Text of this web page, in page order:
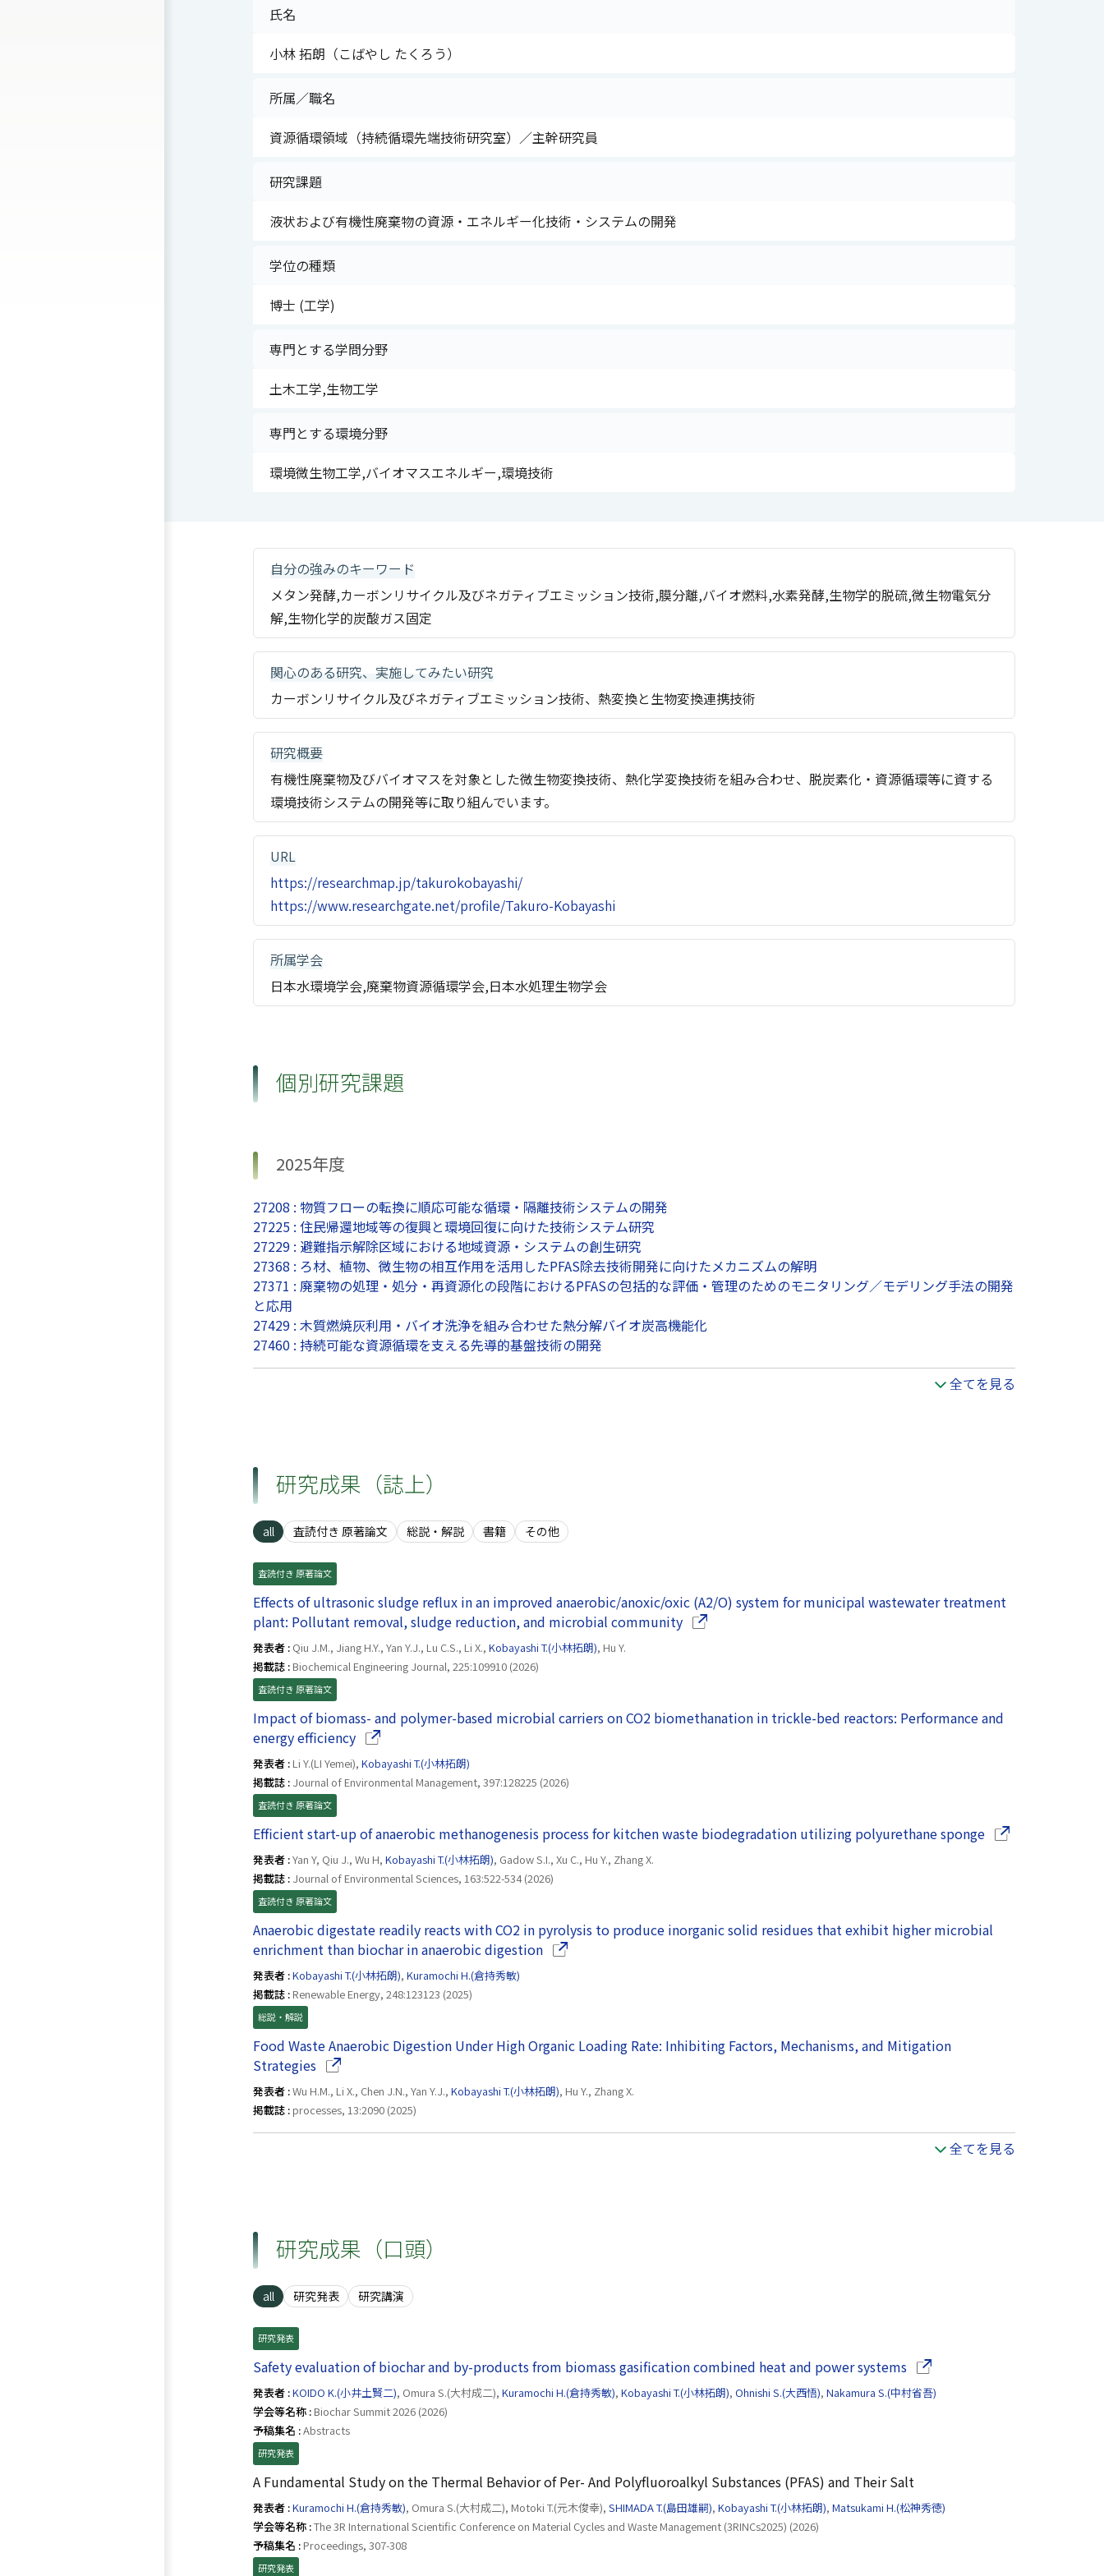
氏名
小林 拓朗（こばやし たくろう）
所属／職名
資源循環領域（持続循環先端技術研究室）／主幹研究員
研究課題
液状および有機性廃棄物の資源・エネルギー化技術・システムの開発
学位の種類
博士 (工学)
専門とする学問分野
土木工学,生物工学
専門とする環境分野
環境微生物工学,バイオマスエネルギー,環境技術
自分の強みのキーワード
メタン発酵,カーボンリサイクル及びネガティブエミッション技術,膜分離,バイオ燃料,水素発酵,生物学的脱硫,微生物電気分
解,生物化学的炭酸ガス固定
関心のある研究、実施してみたい研究
カーボンリサイクル及びネガティブエミッション技術、熱変換と生物変換連携技術
研究概要
有機性廃棄物及びバイオマスを対象とした微生物変換技術、熱化学変換技術を組み合わせ、脱炭素化・資源循環等に資する
環境技術システムの開発等に取り組んでいます。
URL
https://researchmap.jp/takurokobayashi/
https://www.researchgate.net/profile/Takuro-Kobayashi
所属学会
日本水環境学会,廃棄物資源循環学会,日本水処理生物学会
個別研究課題
2025年度
27208 : 物質フローの転換に順応可能な循環・隔離技術システムの開発
27225 : 住民帰還地域等の復興と環境回復に向けた技術システム研究
27229 : 避難指示解除区域における地域資源・システムの創生研究
27368 : ろ材、植物、微生物の相互作用を活用したPFAS除去技術開発に向けたメカニズムの解明
27371 : 廃棄物の処理・処分・再資源化の段階におけるPFASの包括的な評価・管理のためのモニタリング／モデリング手法の開発
と応用
27429 : 木質燃焼灰利用・バイオ洗浄を組み合わせた熱分解バイオ炭高機能化
27460 : 持続可能な資源循環を支える先導的基盤技術の開発
全てを見る
研究成果（誌上）
all 査読付き 原著論文 総説・解説 書籍 その他
査読付き 原著論文
Effects of ultrasonic sludge reflux in an improved anaerobic/anoxic/oxic (A2/O) system for municipal wastewater treatment
plant: Pollutant removal, sludge reduction, and microbial community（別ウインドウで開きます）
発表者 : Qiu J.M., Jiang H.Y., Yan Y.J., Lu C.S., Li X., Kobayashi T.(小林拓朗), Hu Y.
掲載誌 : Biochemical Engineering Journal, 225:109910 (2026)
査読付き 原著論文
Impact of biomass- and polymer-based microbial carriers on CO2 biomethanation in trickle-bed reactors: Performance and
energy efficiency（別ウインドウで開きます）
発表者 : Li Y.(LI Yemei), Kobayashi T.(小林拓朗)
掲載誌 : Journal of Environmental Management, 397:128225 (2026)
査読付き 原著論文
Efficient start-up of anaerobic methanogenesis process for kitchen waste biodegradation utilizing polyurethane sponge（別ウインドウで
発表者 :Yan Y, Qiu J., Wu H, Kobayashi T.(小林拓朗), Gadow S.I., Xu C., Hu Y., Zhang X.
掲載誌 : Journal of Environmental Sciences, 163:522-534 (2026)
査読付き 原著論文
Anaerobic digestate readily reacts with CO2 in pyrolysis to produce inorganic solid residues that exhibit higher microbial
enrichment than biochar in anaerobic digestion（別ウインドウで開きます）
発表者 :Kobayashi T.(小林拓朗), Kuramochi H.(倉持秀敏)
掲載誌 : Renewable Energy, 248:123123 (2025)
総説・解説
Food Waste Anaerobic Digestion Under High Organic Loading Rate: Inhibiting Factors, Mechanisms, and Mitigation
Strategies（別ウインドウで開きます）
発表者 :Wu H.M., Li X., Chen J.N., Yan Y.J., Kobayashi T.(小林拓朗), Hu Y., Zhang X.
掲載誌 : processes, 13:2090 (2025)
全てを見る
研究成果（口頭）
all 研究発表 研究講演
研究発表
Safety evaluation of biochar and by-products from biomass gasification combined heat and power systems（別ウインドウで開きます）
発表者 :KOIDO K.(小井土賢二), Omura S.(大村成二), Kuramochi H.(倉持秀敏), Kobayashi T.(小林拓朗), Ohnishi S.(大西悟), Nakamura S.(中村省吾)
学会等名称 : Biochar Summit 2026 (2026)
予稿集名 :Abstracts
研究発表
A Fundamental Study on the Thermal Behavior of Per- And Polyfluoroalkyl Substances (PFAS) and Their Salt
発表者 :Kuramochi H.(倉持秀敏), Omura S.(大村成二), Motoki T.(元木俊幸), SHIMADA T.(島田雄嗣), Kobayashi T.(小林拓朗), Matsukami H.(松神秀徳)
学会等名称 :The 3R International Scientific Conference on Material Cycles and Waste Management (3RINCs2025) (2026)
予稿集名 : Proceedings, 307-308
研究発表